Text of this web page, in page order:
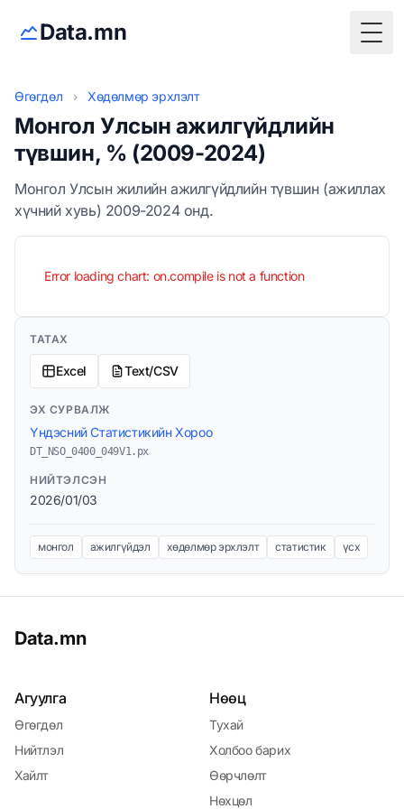
Data.mn
Өгөгдөл › Хөдөлмөр эрхлэлт
Монгол Улсын ажилгүйдлийн
түвшин, % (2009-2024)
Монгол Улсын жилийн ажилгүйдлийн түвшин (ажиллах
хүчний хувь) 2009-2024 онд.
Error loading chart: on.compile is not a function
ТАТАХ
Excel Text/CSV
ЭХ СУРВАЛЖ
Үндэсний Статистикийн Хороо
DT_NSO_0400_049V1.px
НИЙТЭЛСЭН
2026/01/03
монгол ажилгүйдэл хөдөлмөр эрхлэлт статистик үсх
Data.mn
Агуулга
Өгөгдөл
Нийтлэл
Хайлт
Нөөц
Тухай
Холбоо барих
Өөрчлөлт
Нөхцөл